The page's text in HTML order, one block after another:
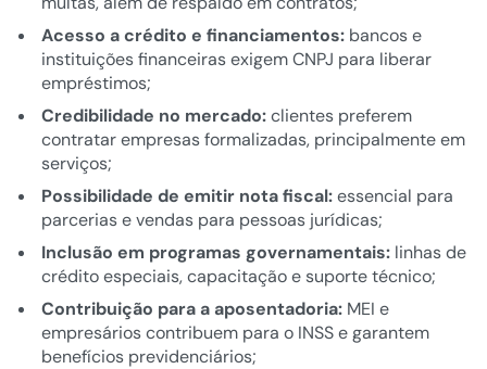
Acesso a crédito e financiamentos:bancos e
instituições financeiras exigem CNPJ para liberar
empréstimos;
Credibilidade no mercado:clientes preferem
contratar empresas formalizadas, principalmente em
serviços;
Possibilidade de emitir nota fiscal:essencial para
parcerias e vendas para pessoas jurídicas;
Inclusão em programas governamentais:linhas de
crédito especiais, capacitação e suporte técnico;
Contribuição para a aposentadoria:MEI e
empresários contribuem para o INSS e garantem
benefícios previdenciários;